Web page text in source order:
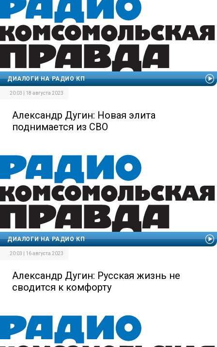
ДИАЛОГИ НА РАДИО КП
20:03 | 18 августа 2023
Александр Дугин: Новая элита
поднимается из СВО
ДИАЛОГИ НА РАДИО КП
20:03 | 16 августа 2023
Александр Дугин: Русская жизнь не
сводится к комфорту